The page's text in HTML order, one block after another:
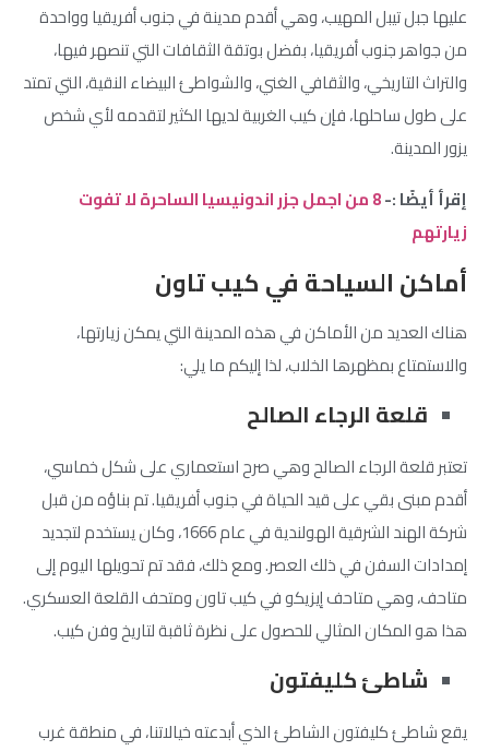
عليها جبل تيبل المهيب، وهي أقدم مدينة في جنوب أفريقيا وواحدة
من جواهر جنوب أفريقيا، بفضل بوتقة الثقافات التي تنصهر فيها،
والتراث التاريخي، والثقافي الغني، والشواطئ البيضاء النقية، التي تمتد
على طول ساحلها، فإن كيب الغربية لديها الكثير لتقدمه لأي شخص
يزور المدينة.
إقرأ أيضًا :- 8 من اجمل جزر اندونيسيا الساحرة لا تفوت
زيارتهم
أماكن السياحة في كيب تاون
هناك العديد من الأماكن في هذه المدينة التي يمكن زيارتها،
والاستمتاع بمظهرها الخلاب، لذا إليكم ما يلي:
قلعة الرجاء الصالح
تعتبر قلعة الرجاء الصالح وهي صرح استعماري على شكل خماسي،
أقدم مبنى بقي على قيد الحياة في جنوب أفريقيا. تم بناؤه من قبل
شركة الهند الشرقية الهولندية في عام 1666، وكان يستخدم لتجديد
إمدادات السفن في ذلك العصر. ومع ذلك، فقد تم تحويلها اليوم إلى
متاحف، وهي متاحف إيزيكو في كيب تاون ومتحف القلعة العسكري.
هذا هو المكان المثالي للحصول على نظرة ثاقبة لتاريخ وفن كيب.
شاطئ كليفتون
يقع شاطئ كليفتون الشاطئ الذي أبدعته خيالاتنا، في منطقة غرب